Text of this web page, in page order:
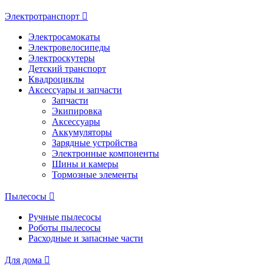
Электротранспорт
Электросамокаты
Электровелосипеды
Электроскутеры
Детский транспорт
Квадроциклы
Аксессуары и запчасти
Запчасти
Экипировка
Аксессуары
Аккумуляторы
Зарядные устройства
Электронные компоненты
Шины и камеры
Тормозные элементы
Пылесосы
Ручные пылесосы
Роботы пылесосы
Расходные и запасные части
Для дома